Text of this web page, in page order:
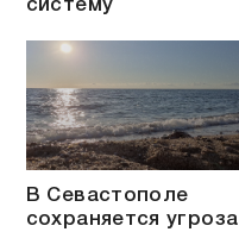
систему
В Севастополе
сохраняется угроза